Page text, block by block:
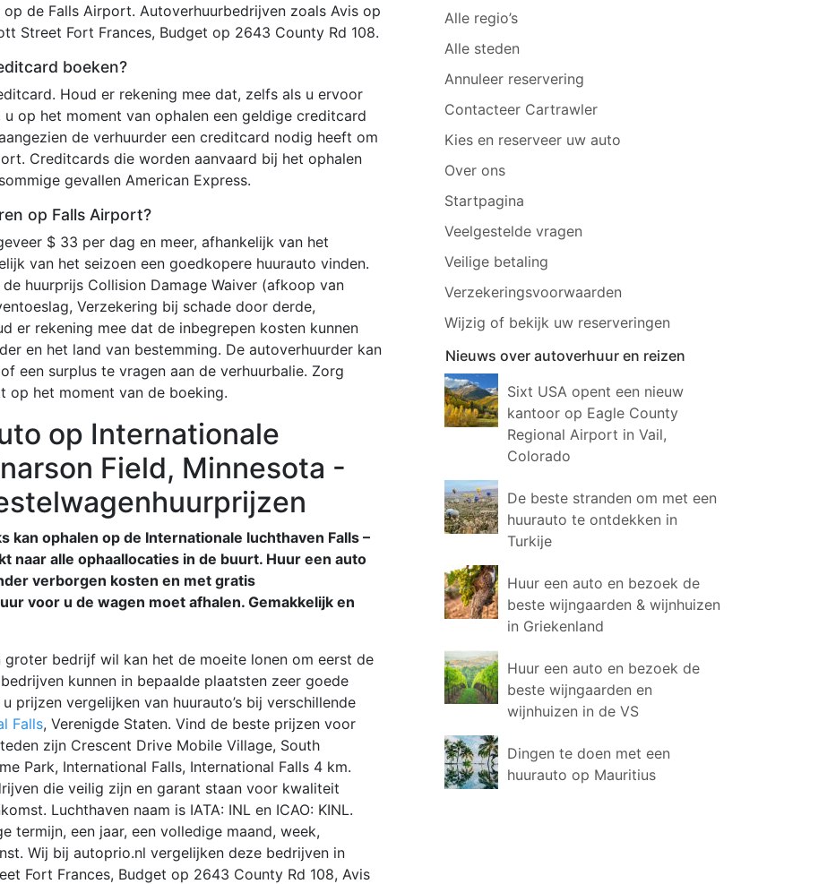
de Falls Airport. Autoverhuurbedrijven zoals Avis op
Street Fort Frances, Budget op 2643 County Rd 108.
boeken?
Houd er rekening mee dat, zelfs als u ervoor
op het moment van ophalen een geldige creditcard
de verhuurder een creditcard nodig heeft om
Creditcards die worden aanvaard bij het ophalen
gevallen American Express.
op Falls Airport?
$ 33 per dag en meer, afhankelijk van het
van het seizoen een goedkopere huurauto vinden.
huurprijs Collision Damage Waiver (afkoop van
Verzekering bij schade door derde,
er rekening mee dat de inbegrepen kosten kunnen
en het land van bestemming. De autoverhuurder kan
een surplus te vragen aan de verhuurbalie. Zorg
op het moment van de boeking.
op Internationale
Field, Minnesota -
kan ophalen op de Internationale luchthaven Falls –
naar alle ophaallocaties in de buurt. Huur een auto
verborgen kosten en met gratis
voor u de wagen moet afhalen. Gemakkelijk en
bedrijf wil kan het de moeite lonen om eerst de
kunnen in bepaalde plaatsten zeer goede
prijzen vergelijken van huurauto’s bij verschillende
Falls, Verenigde Staten. Vind de beste prijzen voor
zijn Crescent Drive Mobile Village, South
Park, International Falls, International Falls 4 km.
die veilig zijn en garant staan voor kwaliteit
Luchthaven naam is IATA: INL en ICAO: KINL.
termijn, een jaar, een volledige maand, week,
Wij bij autoprio.nl vergelijken deze bedrijven in
Fort Frances, Budget op 2643 County Rd 108, Avis
Alle regio’s
Alle steden
Annuleer reservering
Contacteer Cartrawler
Kies en reserveer uw auto
Over ons
Startpagina
Veelgestelde vragen
Veilige betaling
Verzekeringsvoorwaarden
Wijzig of bekijk uw reserveringen
Nieuws over autoverhuur en reizen
Sixt USA opent een nieuw
kantoor op Eagle County
Regional Airport in Vail,
Colorado
De beste stranden om met een
huurauto te ontdekken in
Turkije
Huur een auto en bezoek de
beste wijngaarden & wijnhuizen
in Griekenland
Huur een auto en bezoek de
beste wijngaarden en
wijnhuizen in de VS
Dingen te doen met een
huurauto op Mauritius